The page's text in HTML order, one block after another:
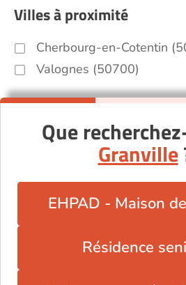
Villes à proximité
Cherbourg-en-Cotentin
Valognes (50700)
Que
Granville
EHPAD - Maison
Résidence